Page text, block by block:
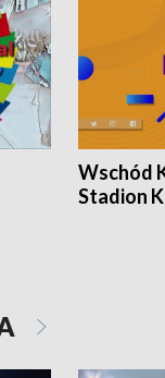
Wschód
Stadion